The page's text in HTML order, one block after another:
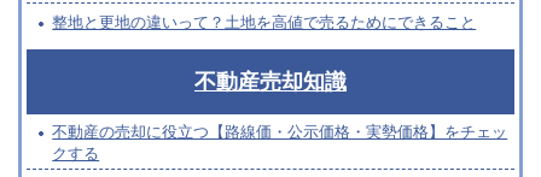
整地と更地の違いって？土地を高値で売るためにできること
不動産売却知識
不動産の売却に役立つ【路線価・公示価格・実勢価格】をチェッ
クする